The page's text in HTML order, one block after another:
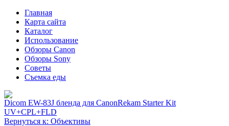
Главная
Карта сайта
Каталог
Использование
Обзоры Canon
Обзоры Sony
Советы
Съемка еды
Dicom EW-83J бленда для CanonRekam Starter Kit
UV+CPL+FLD
Вернуться к: Объективы